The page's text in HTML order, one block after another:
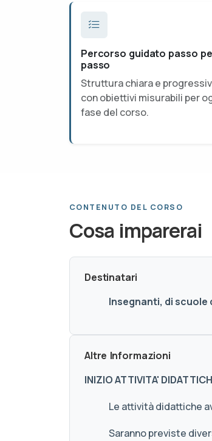
Percorso guidato passo
passo
Struttura chiara e
con obiettivi misurabili per
fase del corso.
CONTENUTO DEL CORSO
Cosa imparerai
Destinatari
Insegnanti, di scuole
Altre Informazioni
INIZIO ATTIVITA'
Le attività didattiche
Saranno previste